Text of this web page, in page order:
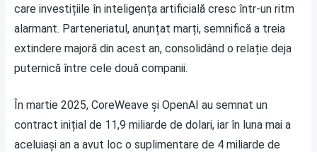
care investițiile în inteligența artificială cresc într-un ritm
alarmant. Parteneriatul, anunțat marți, semnifică a treia
extindere majoră din acest an, consolidând o relație deja
puternică între cele două companii.
În martie 2025, CoreWeave și OpenAI au semnat un
contract inițial de 11,9 miliarde de dolari, iar în luna mai a
aceluiași an a avut loc o suplimentare de 4 miliarde de